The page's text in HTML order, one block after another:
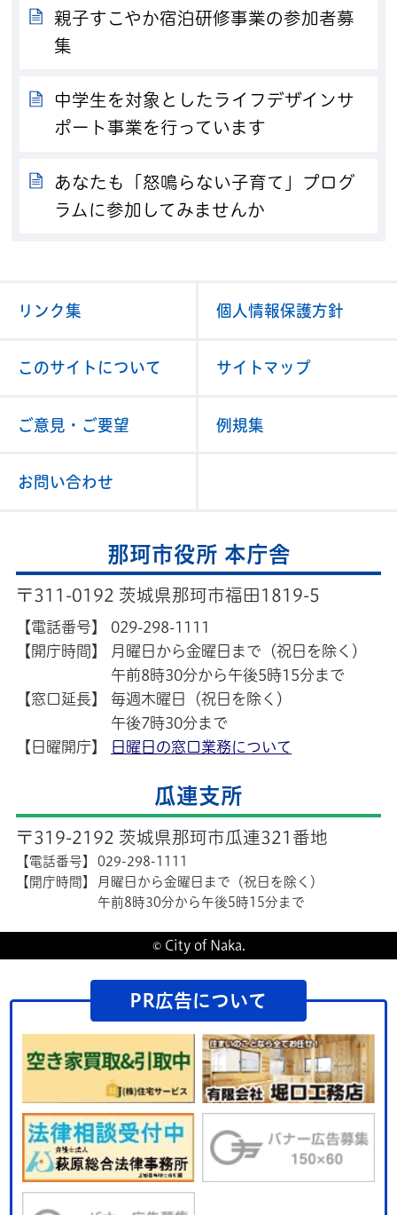
親子すこやか宿泊研修事業の参加者募
集
中学生を対象としたライフデザインサ
ポート事業を行っています
あなたも「怒鳴らない子育て」プログ
ラムに参加してみませんか
リンク集 個人情報保護方針
このサイトについて サイトマップ
ご意見・ご要望 例規集
お問い合わせ
那珂市役所 本庁舎
〒311-0192 茨城県那珂市福田1819-5
【電話番号】
029-298-1111
【開庁時間】
月曜日から金曜日まで（祝日を除く）
午前8時30分から午後5時15分まで
【窓口延長】
毎週木曜日（祝日を除く）
午後7時30分まで
【日曜開庁】
日曜日の窓口業務について
瓜連支所
〒319-2192 茨城県那珂市瓜連321番地
【電話番号】
029-298-1111
【開庁時間】
月曜日から金曜日まで（祝日を除く）
午前8時30分から午後5時15分まで
© City of Naka.
PR広告について